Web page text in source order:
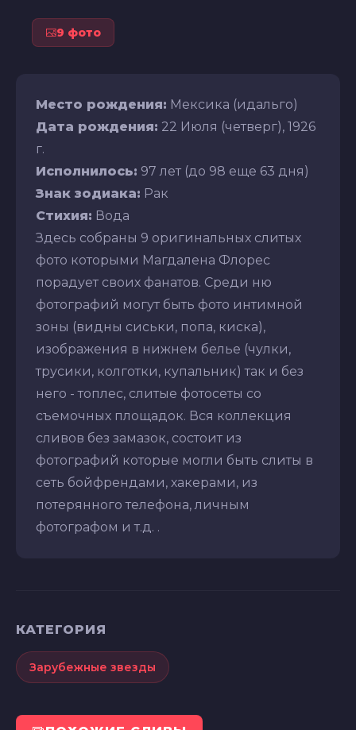
9 фото
Место рождения: Мексика (идальго)
Дата рождения: 22 Июля (четверг), 1926
г.
Исполнилось: 97 лет (до 98 еще 63 дня)
Знак зодиака: Рак
Стихия: Вода
Здесь собраны 9 оригинальных слитых
фото которыми Магдалена Флорес
порадует своих фанатов. Среди ню
фотографий могут быть фото интимной
зоны (видны сиськи, попа, киска),
изображения в нижнем белье (чулки,
трусики, колготки, купальник) так и без
него - топлес, слитые фотосеты со
съемочных площадок. Вся коллекция
сливов без замазок, состоит из
фотографий которые могли быть слиты в
сеть бойфрендами, хакерами, из
потерянного телефона, личным
фотографом и т.д. .
КАТЕГОРИЯ
Зарубежные звезды